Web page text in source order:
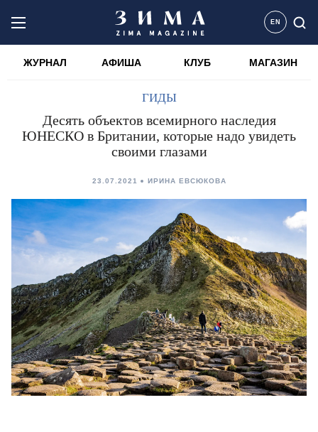
EN
ЖУРНАЛ АФИША КЛУБ МАГАЗИН
ГИДЫ
Десять объектов всемирного наследия
ЮНЕСКО в Британии, которые надо увидеть
своими глазами
23.07.2021 ИРИНА ЕВСЮКОВА